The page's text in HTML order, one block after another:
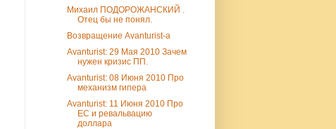
Михаил ПОДОРОЖАНСКИЙ .
Отец бы не понял.
Возвращение Avanturist-а
Avanturist: 29 Мая 2010 Зачем
нужен кризис ПП.
Avanturist: 08 Июня 2010 Про
механизм гипера
Avanturist: 11 Июня 2010 Про
ЕС и ревальвацию
доллара